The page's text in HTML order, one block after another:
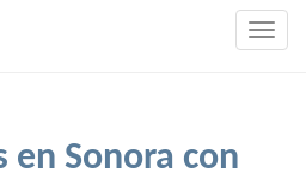
en Sonora con